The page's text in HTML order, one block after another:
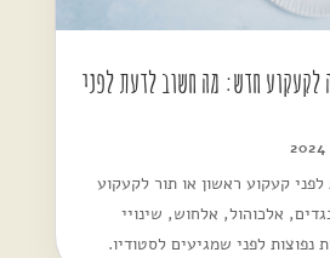
לקעקוע חדש: מה חשוב לדעת לפני
קעקוע ראשון או תור לקעקוע
אלכוהול, אלחוש, שינויי
נפוצות לפני שמגיעים לסטודיו.